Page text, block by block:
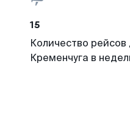
15
Количество рейсов
Кременчуга в